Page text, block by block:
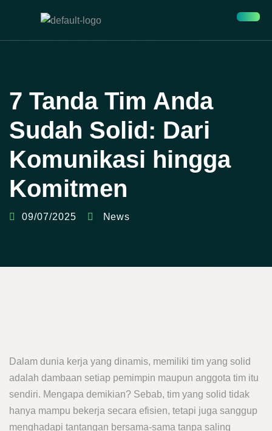
7 Tanda Tim Anda
Sudah Solid: Dari
Komunikasi hingga
Komitmen
09/07/2025 News
Dalam dunia kerja yang dinamis, memiliki tim yang solid
adalah dambaan setiap pemimpin maupun anggota tim itu
sendiri. Mengapa demikian? Sebab, tim yang solid tidak
hanya mampu bekerja secara efisien, tetapi juga sanggup
menghadapi tantangan bersama-sama tanpa saling